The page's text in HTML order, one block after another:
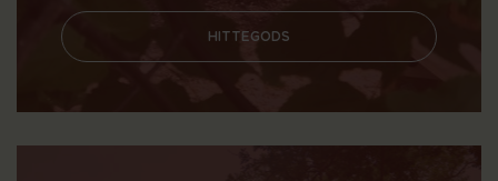
HITTEGODS